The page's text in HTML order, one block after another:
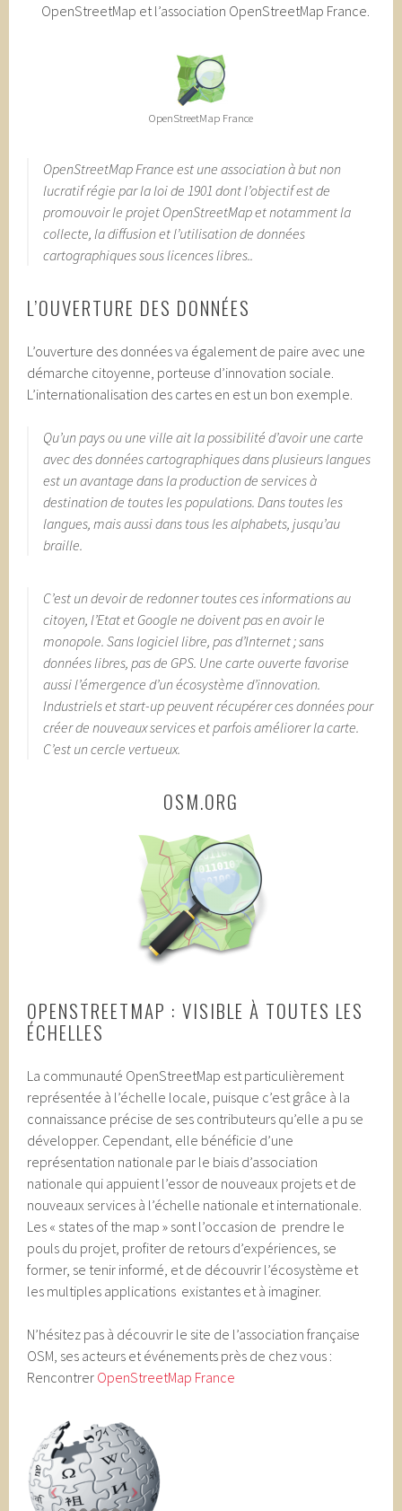
OpenStreetMap et l’association OpenStreetMap France.
OpenStreetMap France
OpenStreetMap France est une association à but non
lucratif régie par la loi de 1901 dont l’objectif est de
promouvoir le projet OpenStreetMap et notamment la
collecte, la diffusion et l’utilisation de données
cartographiques sous licences libres..
L’OUVERTURE DES DONNÉES
L’ouverture des données va également de paire avec une
démarche citoyenne, porteuse d’innovation sociale.
L’internationalisation des cartes en est un bon exemple.
Qu’un pays ou une ville ait la possibilité d’avoir une carte
avec des données cartographiques dans plusieurs langues
est un avantage dans la production de services à
destination de toutes les populations. Dans toutes les
langues, mais aussi dans tous les alphabets, jusqu’au
braille.
C’est un devoir de redonner toutes ces informations au
citoyen, l’Etat et Google ne doivent pas en avoir le
monopole. Sans logiciel libre, pas d’Internet ; sans
données libres, pas de GPS. Une carte ouverte favorise
aussi l’émergence d’un écosystème d’innovation.
Industriels et start-up peuvent récupérer ces données pour
créer de nouveaux services et parfois améliorer la carte.
C’est un cercle vertueux.
OSM.ORG
OPENSTREETMAP : VISIBLE À TOUTES LES
ÉCHELLES
La communauté OpenStreetMap est particulièrement
représentée à l’échelle locale, puisque c’est grâce à la
connaissance précise de ses contributeurs qu’elle a pu se
développer. Cependant, elle bénéficie d’une
représentation nationale par le biais d’association
nationale qui appuient l’essor de nouveaux projets et de
nouveaux services à l’échelle nationale et internationale.
Les « states of the map » sont l’occasion de prendre le
pouls du projet, profiter de retours d’expériences, se
former, se tenir informé, et de découvrir l’écosystème et
les multiples applications existantes et à imaginer.
N’hésitez pas à découvrir le site de l’association française
OSM, ses acteurs et événements près de chez vous :
Rencontrer OpenStreetMap France